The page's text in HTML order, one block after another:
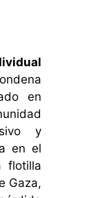
en
y
en el
flotilla
Gaza,